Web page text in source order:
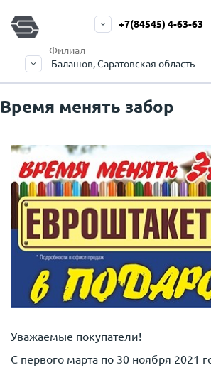
Филиал
Балашов, Саратовская область
+7(84545) 4-63-63
Время менять забор
Уважаемые покупатели!
С первого марта по 30 ноября 2021